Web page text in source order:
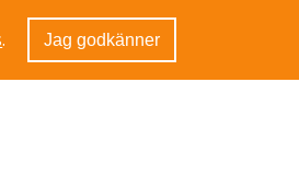
. Jag godkänner